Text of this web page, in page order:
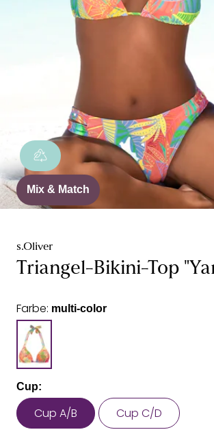
Mix & Match
s.Oliver
Triangel-Bikini-Top
Farbe: multi-color
Cup:
Cup A/B Cup C/D